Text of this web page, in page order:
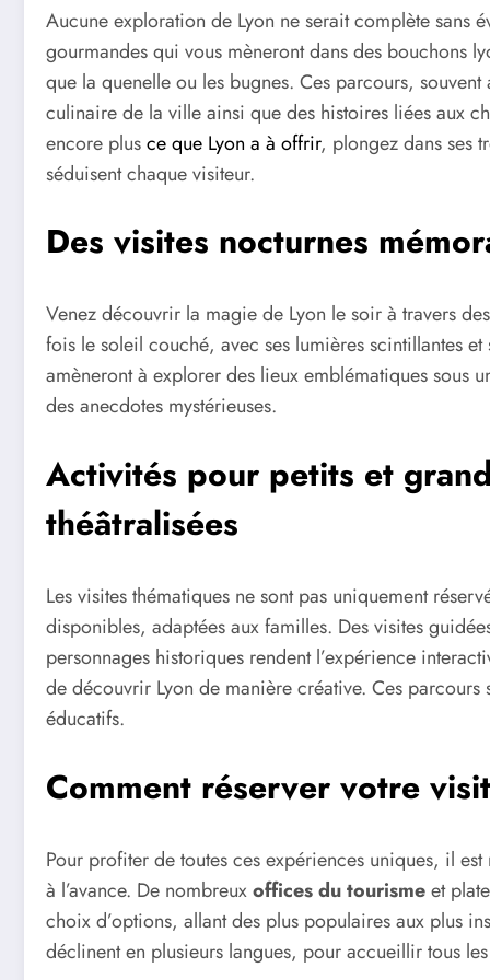
Aucune exploration de Lyon ne serait complète sans
gourmandes qui vous mèneront dans des bouchons
que la quenelle ou les bugnes. Ces parcours,
culinaire de la ville ainsi que des histoires liées aux
encore plusce que Lyon a à offrir, plongez dans ses
séduisent chaque visiteur.
Des visites nocturnes
Venez découvrir la magie de Lyon le soir à travers
fois le soleil couché, avec ses lumières scintillantes
amèneront à explorer des lieux emblématiques sous
des anecdotes mystérieuses.
Activités pour petits et
théâtralisées
Les visites thématiques ne sont pas uniquement
disponibles, adaptées aux familles. Des visites
personnages historiques rendent l’expérience
de découvrir Lyon de manière créative. Ces parcours
éducatifs.
Comment réserver votre
Pour profiter de toutes ces expériences uniques, il
à l’avance. De nombreuxoffices du tourismeet
choix d’options, allant des plus populaires aux plus
déclinent en plusieurs langues, pour accueillir tous